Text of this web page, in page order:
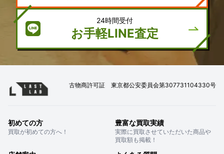
24時間受付
お手軽LINE査定
古物商許可証 東京都公安委員会第307731104330号
初めての方
買取が初めての方へ！
豊富な買取実績
実際に買取させていただいた商品や
買取額も掲載！